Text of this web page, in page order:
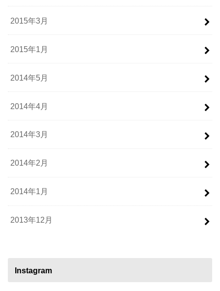
2015年3月
2015年1月
2014年5月
2014年4月
2014年3月
2014年2月
2014年1月
2013年12月
Instagram